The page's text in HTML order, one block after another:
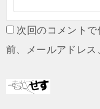
次回のコメント
前、メールアドレス